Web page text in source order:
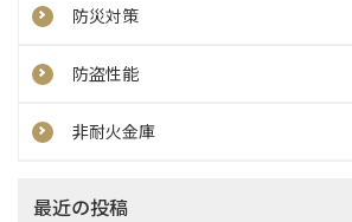
防災対策
防盗性能
非耐火金庫
最近の投稿